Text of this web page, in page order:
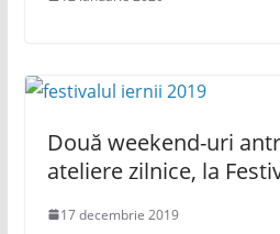
Două weekend-uri
ateliere zilnice, la
17 decembrie 2019